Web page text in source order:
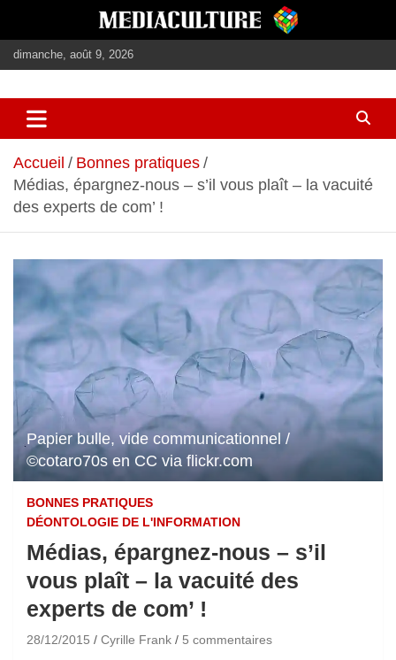
contenu
dimanche, août 9, 2026
mediaculture
Accueil
Bonnes pratiques
Médias, épargnez-nous – s’il vous plaît – la vacuité
des experts de com’ !
Papier bulle, vide communicationnel /
©cotaro70s en CC via flickr.com
BONNES PRATIQUES
DÉONTOLOGIE DE L'INFORMATION
Médias, épargnez-nous – s’il
vous plaît – la vacuité des
experts de com’ !
28/12/2015 Cyrille Frank 5 commentaires